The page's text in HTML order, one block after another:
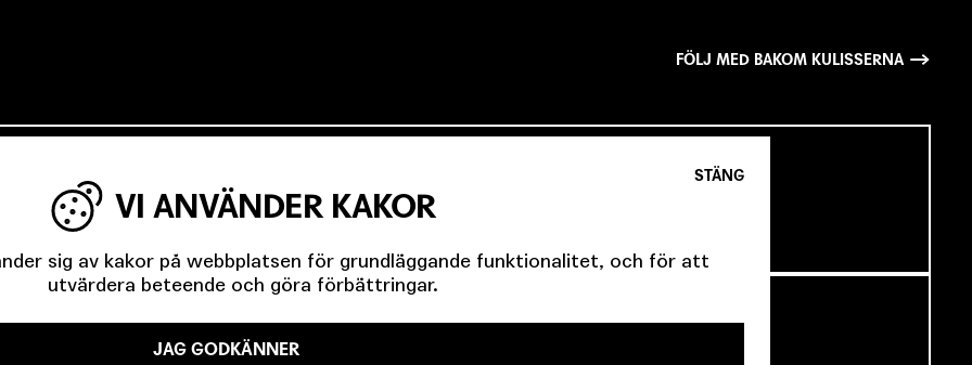
FÖLJ MED BAKOM KULISSERNA
MINUTER OM UNGAS RÄTT TILL SCENKONST
OCH KÖPENHAMNSTRILOGIN
STÄNG
VI ANVÄNDER KAKOR
sig av kakor på webbplatsen för grundläggande funktionalitet, och för att
utvärdera beteende och göra förbättringar.
JAG GODKÄNNER